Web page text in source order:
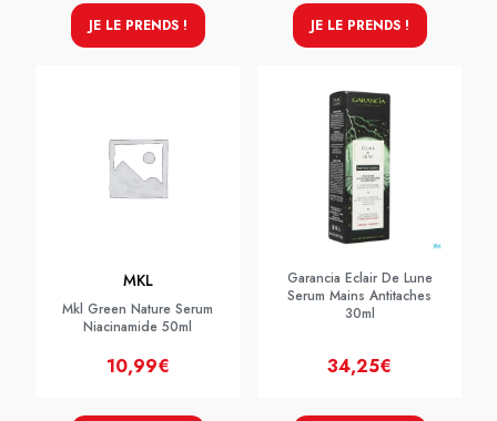
JE LE PRENDS ! JE LE PRENDS !
MKL
Mkl Green Nature Serum
Niacinamide 50ml
10,99€
Garancia Eclair De Lune
Serum Mains Antitaches
30ml
34,25€